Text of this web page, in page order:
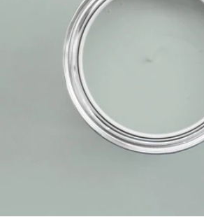
Sie das Medium 0 im Modalformat